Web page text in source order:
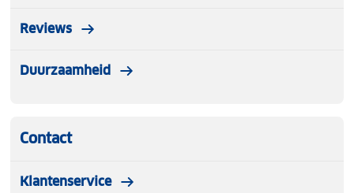
Reviews
Duurzaamheid
Contact
Klantenservice